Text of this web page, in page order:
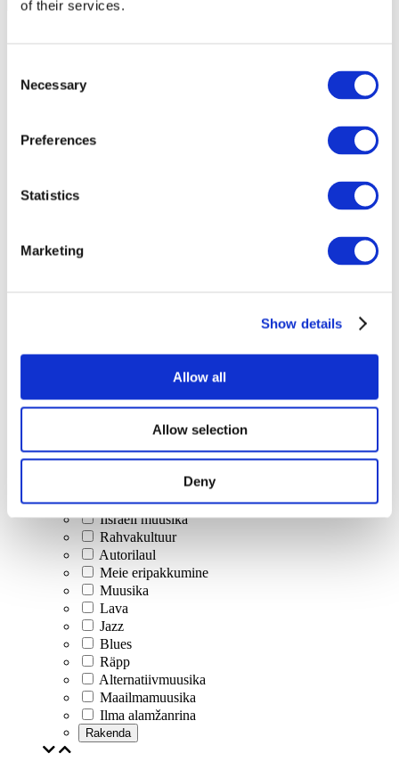
of their services.
Selection
Necessary
Preferences
Statistics
Marketing
Show details
Allow all
Allow selection
Deny
Klassikaline muusika
Popmuusika
Jazz ja blues
Iisraeli muusika
Rahvakultuur
Autorilaul
Meie eripakkumine
Muusika
Lava
Jazz
Blues
Räpp
Alternatiivmuusika
Maailmamuusika
Ilma alamžanrina
Rakenda